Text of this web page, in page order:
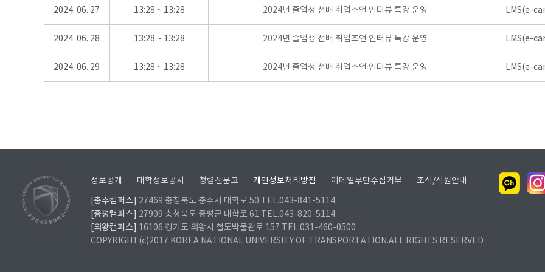
2024. 06. 27 13:28 ~ 13:28 2024년 졸업생 선배 취업조언 인터뷰 특강 운영 LMS(e-
2024. 06. 28 13:28 ~ 13:28 2024년 졸업생 선배 취업조언 인터뷰 특강 운영 LMS(e-
2024. 06. 29 13:28 ~ 13:28 2024년 졸업생 선배 취업조언 인터뷰 특강 운영 LMS(e-
정보공개 대학정보공시 청렴신문고 개인정보처리방침 이메일무단수집거부 조직/직원안내
[충주캠퍼스]
27469 충청북도 충주시 대학로 50 TEL.043-841-5114
[증평캠퍼스]
27909 충청북도 증평군 대학로 61 TEL.043-820-5114
[의왕캠퍼스]
16106 경기도 의왕시 철도박물관로 157 TEL.031-460-0500
COPYRIGHT(c)2017 KOREA NATIONAL UNIVERSITY OF TRANSPORTATION.ALL RIGHTS RESERVED